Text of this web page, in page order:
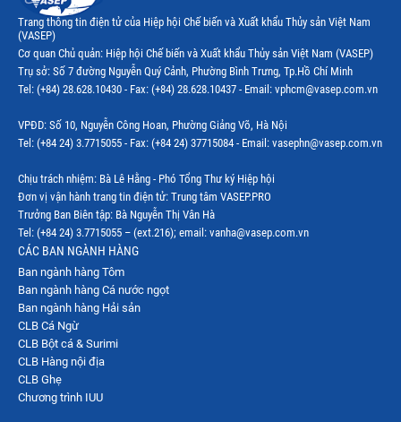
Thị trường Ecuador
Thị trường EU
Thị trường Indonesia
Thị trường Mỹ
Thị trường Nga
Thị trường Hàn Quốc
Thị trường Nhật Bản
Thị trường Thái Lan
Thị trường Trung Quốc
Thị trường Philippines
Thị trường Tây Ban Nha
Thị trường thủy sản khác
Trang thông tin điện tử của Hiệp hội Chế biến và Xuất khẩu Thủy sản Việt Nam
(VASEP)
Cơ quan Chủ quản: Hiệp hội Chế biến và Xuất khẩu Thủy sản Việt Nam (VASEP)
Trụ sở: Số 7 đường Nguyễn Quý Cảnh, Phường Bình Trưng, Tp.Hồ Chí Minh
Tel: (+84) 28.628.10430 - Fax: (+84) 28.628.10437 - Email: vphcm@vasep.com.vn
VPĐD: Số 10, Nguyễn Công Hoan, Phường Giảng Võ, Hà Nội
Tel: (+84 24) 3.7715055 - Fax: (+84 24) 37715084 - Email: vasephn@vasep.com.vn
Chịu trách nhiệm: Bà Lê Hằng - Phó Tổng Thư ký Hiệp hội
Đơn vị vận hành trang tin điện tử: Trung tâm VASEP.PRO
Trưởng Ban Biên tập: Bà Nguyễn Thị Vân Hà
Tel: (+84 24) 3.7715055 – (ext.216); email: vanha@vasep.com.vn
CÁC BAN NGÀNH HÀNG
Ban ngành hàng Tôm
Ban ngành hàng Cá nước ngọt
Ban ngành hàng Hải sản
CLB Cá Ngừ
CLB Bột cá & Surimi
CLB Hàng nội địa
CLB Ghẹ
Chương trình IUU